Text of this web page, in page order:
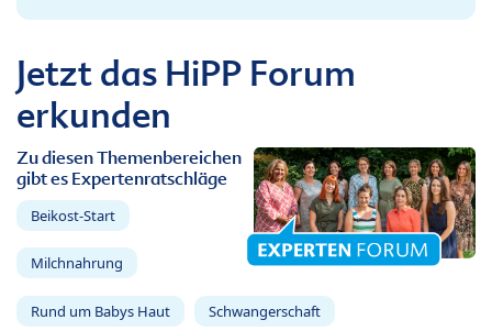
Jetzt das HiPP Forum
erkunden
Zu diesen Themenbereichen
gibt es Expertenratschläge
Beikost-Start
Milchnahrung
Rund um Babys Haut Schwangerschaft